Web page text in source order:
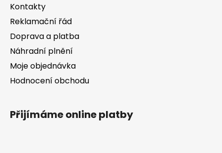
Kontakty
Reklamační řád
Doprava a platba
Náhradní plnění
Moje objednávka
Hodnocení obchodu
Přijímáme online platby